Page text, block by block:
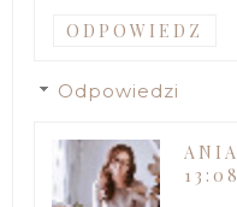
ODPOWIEDZ
Odpowiedzi
ANIA
13:08